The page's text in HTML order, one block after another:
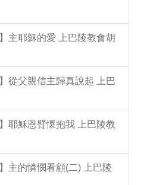
主耶穌的愛 上巴陵教會胡
從父親信主歸真說起 上巴
耶穌恩臂懷抱我 上巴陵教
主的憐憫看顧(二) 上巴陵